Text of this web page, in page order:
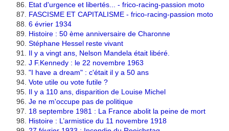
Etat d'urgence et libertés... - frico-racing-passion moto
FASCISME ET CAPITALISME - frico-racing-passion moto
6 évrier 1934
Histoire : 50 ème anniversaire de Charonne
Stéphane Hessel reste vivant
Il y a vingt ans, Nelson Mandela était libéré.
J F.Kennedy : le 22 novembre 1963
"I have a dream" : c'était il y a 50 ans
Vote utile ou vote futile ?
Il y a 110 ans, disparition de Louise Michel
Je ne m'occupe pas de politique
18 septembre 1981 : La France abolit la peine de mort
Histoire : L’armistice du 11 novembre 1918